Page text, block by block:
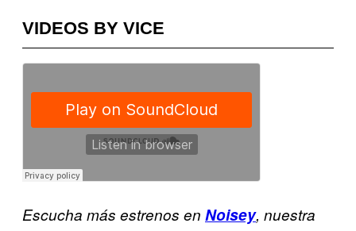
VIDEOS BY VICE
Escucha más estrenos en Noisey, nuestra